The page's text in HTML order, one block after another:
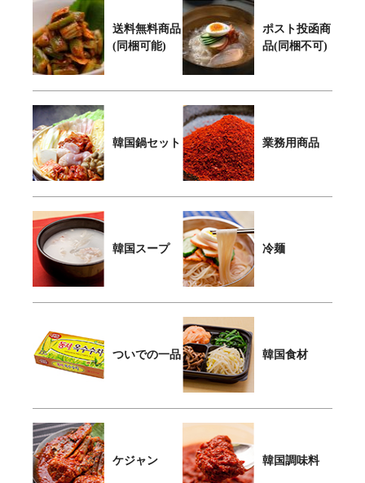
送料無料商品
(同梱可能)
ポスト投函商
品(同梱不可)
韓国鍋セット 業務用商品
韓国スープ 冷麺
ついでの一品 韓国食材
ケジャン 韓国調味料